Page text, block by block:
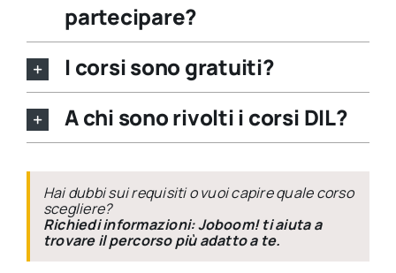
partecipare?
I corsi sono gratuiti?
A chi sono rivolti i corsi DIL?
Hai dubbi sui requisiti o vuoi capire quale corso
scegliere?
Richiedi informazioni: Joboom! ti aiuta a
trovare il percorso più adatto a te.